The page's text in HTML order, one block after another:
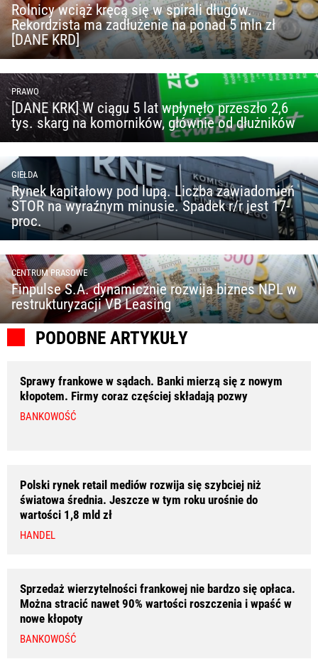
Rolnicy wciąż kręcą się w spirali długów.
Rekordzista ma zadłużenie na ponad 5 mln zł
[DANE KRD]
PRAWO
[DANE KRK] W ciągu 5 lat wpłynęło przeszło 2,6
tys. skarg na komorników, głównie od dłużników
GIEŁDA
Rynek kapitałowy pod lupą. Liczba zawiadomień
STOR na wyraźnym minusie. Spadek r/r jest 17-
proc.
CENTRUM PRASOWE
Finpulse S.A. dynamicznie rozwija biznes NPL w
restrukturyzacji VB Leasing
PODOBNE ARTYKUŁY
Sprawy frankowe w sądach. Banki mierzą się z nowym
kłopotem. Firmy coraz częściej składają pozwy
BANKOWOŚĆ
Polski rynek retail mediów rozwija się szybciej niż
światowa średnia. Jeszcze w tym roku urośnie do
wartości 1,8 mld zł
HANDEL
Sprzedaż wierzytelności frankowej nie bardzo się opłaca.
Można stracić nawet 90% wartości roszczenia i wpaść w
nowe kłopoty
BANKOWOŚĆ